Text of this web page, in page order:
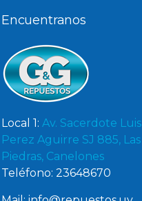
Encuentranos
Local 1: Av. Sacerdote Luis
Perez Aguirre SJ 885, Las
Piedras, Canelones
Teléfono: 23648670